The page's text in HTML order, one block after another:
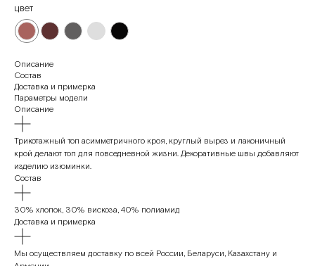
цвет
Описание
Состав
Доставка и примерка
Параметры модели
Описание
Трикотажный топ асимметричного кроя, круглый вырез и лаконичный
крой делают топ для повседневной жизни. Декоративные швы добавляют
изделию изюминки.
Состав
30% хлопок, 30% вискоза, 40% полиамид
Доставка и примерка
Мы осуществляем доставку по всей России, Беларуси, Казахстану и